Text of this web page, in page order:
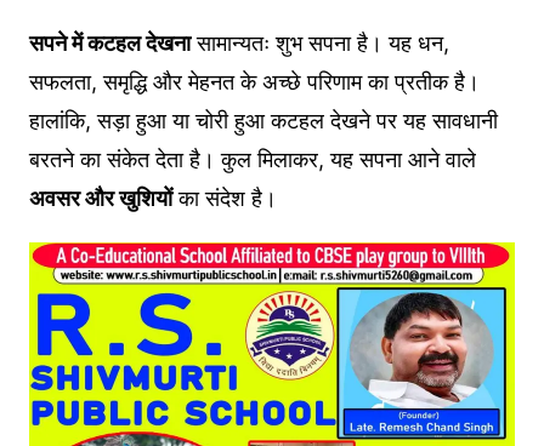
सपने में कटहल देखनासामान्यतः शुभ सपना है। यह धन,
सफलता, समृद्धि और मेहनत के अच्छे परिणाम का प्रतीक है।
हालांकि, सड़ा हुआ या चोरी हुआ कटहल देखने पर यह सावधानी
बरतने का संकेत देता है। कुल मिलाकर, यह सपना आने वाले
अवसर और खुशियोंका संदेश है।